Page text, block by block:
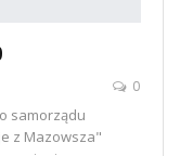
0
samorządu
z Mazowsza"